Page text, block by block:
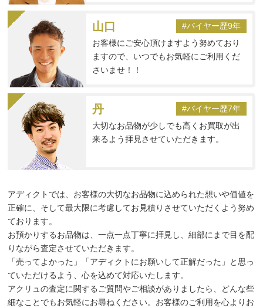
山口
#バイヤー歴9年
お客様にご安心頂けますよう努めており
ますので、いつでもお気軽にご利用くだ
さいませ！！
丹
#バイヤー歴7年
大切なお品物が少しでも高くお買取が出
来るよう拝見させていただきます。
アディクトでは、お客様の大切なお品物に込められた想いや価値を
正確に、そして最大限に考慮してお見積りさせていただくよう努め
ております。
お預かりするお品物は、一点一点丁寧に拝見し、細部にまで目を配
りながら査定させていただきます。
「売ってよかった」「アディクトにお願いして正解だった」と思っ
ていただけるよう、心を込めて対応いたします。
アクリュの査定に関するご質問やご相談がありましたら、どんな些
細なことでもお気軽にお尋ねください。お客様のご利用を心よりお